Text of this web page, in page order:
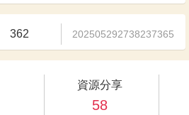
362 202505292738237365
資源分享
58